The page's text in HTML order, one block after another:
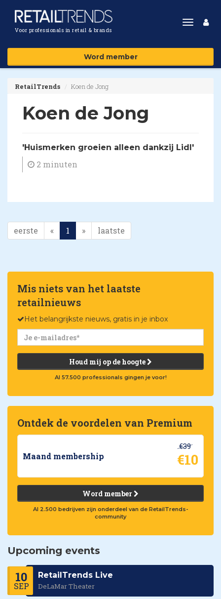
Voor professionals in retail & brands
Toggle
Word member
RetailTrends Koen de Jong
Koen de Jong
'Huismerken groeien alleen dankzij Lidl'
2 minuten
eerste « 1 » laatste
Mis niets van het laatste
retailnieuws
Het belangrijkste nieuws, gratis in je inbox
Houd mij op de hoogte
Al 57.500 professionals gingen je voor!
Ontdek de voordelen van Premium
Maand membership
€39
€10
Word member
Al 2.500 bedrijven zijn onderdeel van de RetailTrends-
community
Upcoming events
10
SEP
RetailTrends Live
DeLaMar Theater